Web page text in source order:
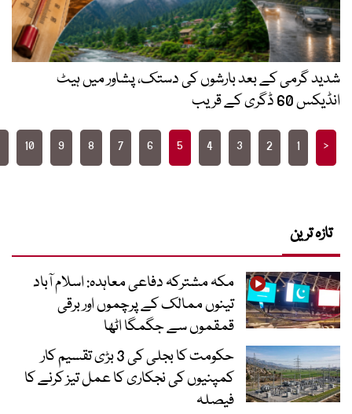
بارشوں کی دستک، پشاور میں ہیٹ
3
4
5
6
7
8
9
10
مکہ مشترکہ دفاعی معاہدہ: اسلام آباد
تینوں ممالک کے پرچموں اور برقی
قمقموں سے جگمگا اٹھا
حکومت کا بجلی کی 3 بڑی تقسیم کار
کمپنیوں کی نجکاری کا عمل تیز کرنے کا
فیصلہ